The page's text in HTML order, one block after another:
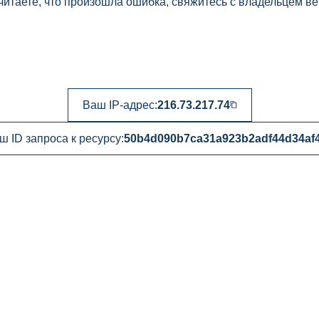
Ваш IP-адрес:216.73.217.74
ID запроса к ресурсу: